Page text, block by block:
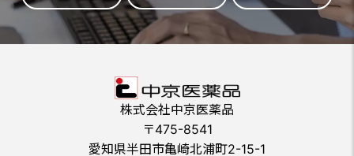
株式会社中京医薬品
〒475-8541
愛知県半田市亀崎北浦町2-15-1